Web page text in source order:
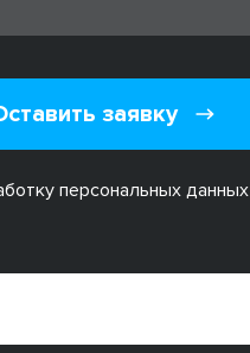
заявку
персональных данных